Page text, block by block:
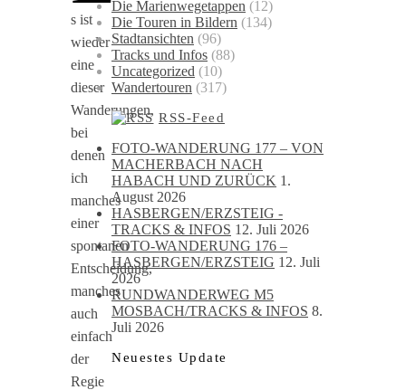
s ist
wieder
eine
dieser
Wanderungen,
bei
denen
ich
manches
einer
spontanen
Entscheidung,
manches
auch
einfach
der
Regie
Die Marienwegetappen (12)
Die Touren in Bildern (134)
Stadtansichten (96)
Tracks und Infos (88)
Uncategorized (10)
Wandertouren (317)
RSS-Feed
FOTO-WANDERUNG 177 – VON
MACHERBACH NACH
HABACH UND ZURÜCK 1.
August 2026
HASBERGEN/ERZSTEIG -
TRACKS & INFOS 12. Juli 2026
FOTO-WANDERUNG 176 –
HASBERGEN/ERZSTEIG 12. Juli
2026
RUNDWANDERWEG M5
MOSBACH/TRACKS & INFOS 8.
Juli 2026
Neuestes Update